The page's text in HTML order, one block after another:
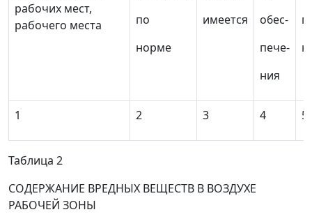
рабочих мест,
рабочего места
по
норме
имеется
о6ес-
пече-
ния
1 2 3 4 5
Таблица 2
СОДЕРЖАНИЕ ВРЕДНЫХ ВЕЩЕСТВ В ВОЗДУХЕ
РАБОЧЕЙ ЗОНЫ